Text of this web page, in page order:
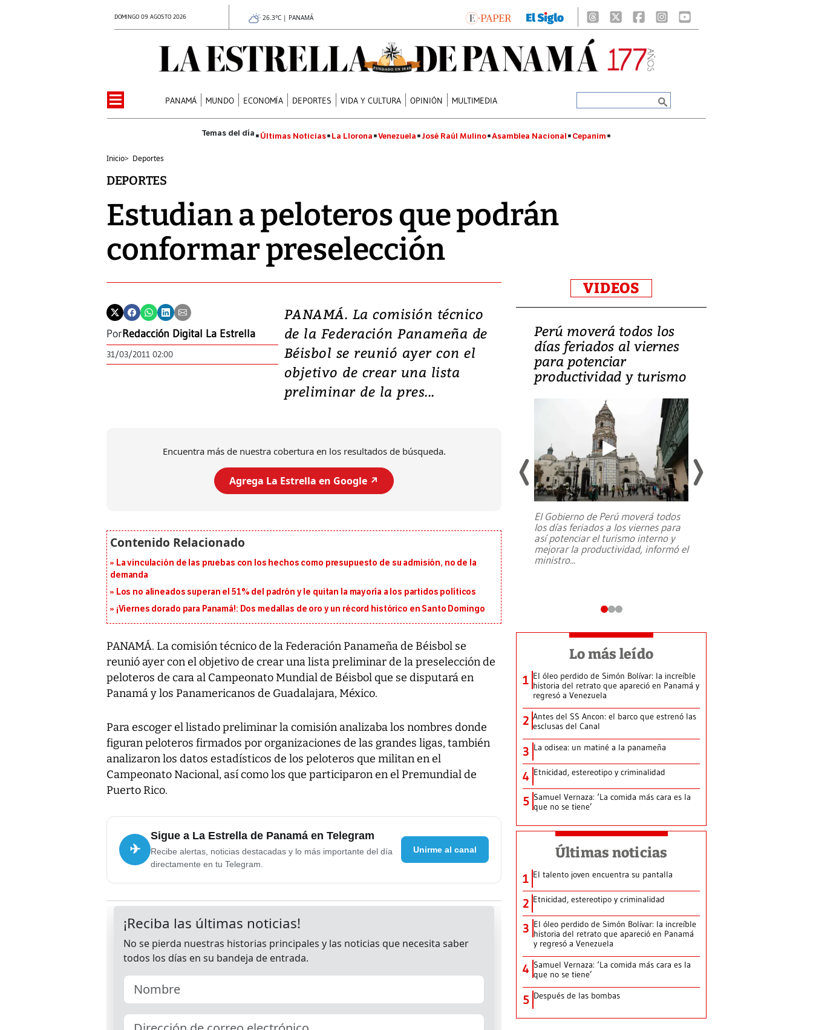
DOMINGO 09 AGOSTO 2026 26.3°C | PANAMÁ
PANAMÁ MUNDO ECONOMÍA DEPORTES VIDA Y CULTURA OPINIÓN MULTIMEDIA
Últimas Noticias La Llorona Venezuela José Raúl Mulino Asamblea Nacional Cepanim
Inicio> Deportes
DEPORTES
Estudian a peloteros que podrán
conformar preselección
PorRedacción Digital La Estrella
31/03/2011 02:00
PANAMÁ. La comisión técnico
de la Federación Panameña de
Béisbol se reunió ayer con el
objetivo de crear una lista
preliminar de la pres...
Encuentra más de nuestra cobertura en los resultados de búsqueda.
Agrega La Estrella en Google ↗️
La vinculación de las pruebas con los hechos como presupuesto de su admisión, no de la
demanda
Los no alineados superan el 51% del padrón y le quitan la mayoría a los partidos políticos
¡Viernes dorado para Panamá!: Dos medallas de oro y un récord histórico en Santo Domingo
PANAMÁ. La comisión técnico de la Federación Panameña de Béisbol se
reunió ayer con el objetivo de crear una lista preliminar de la preselección de
peloteros de cara al Campeonato Mundial de Béisbol que se disputará en
Panamá y los Panamericanos de Guadalajara, México.
Para escoger el listado preliminar la comisión analizaba los nombres donde
figuran peloteros firmados por organizaciones de las grandes ligas, también
analizaron los datos estadísticos de los peloteros que militan en el
Campeonato Nacional, así como los que participaron en el Premundial de
Puerto Rico.
✈
Sigue a La Estrella de Panamá en Telegram
Recibe alertas, noticias destacadas y lo más importante del día
directamente en tu Telegram.
Unirme al canal
VIDEOS
Video: Lula lanza su
candidatura con
promesas de inversión
en defensa, educación y
tierras raras
Entre recuerdos y escuetas
da Silva, oficializó este domingo su
Perú moverá todos los
días feriados al viernes
para potenciar
productividad y turismo
El Gobierno de Perú moverá todos
los días feriados a los viernes para
así potenciar el turismo interno y
mejorar la productividad, informó el
ministro...
Lo más leído
1 El óleo perdido de Simón Bolívar: la increíble
historia del retrato que apareció en Panamá y
regresó a Venezuela
2 Antes del SS Ancon: el barco que estrenó las
esclusas del Canal
3 La odisea: un matiné a la panameña
4 Etnicidad, estereotipo y criminalidad
5 Samuel Vernaza: ‘La comida más cara es la
que no se tiene’
Últimas noticias
1 El talento joven encuentra su pantalla​
2 Etnicidad, estereotipo y criminalidad
3 El óleo perdido de Simón Bolívar: la increíble
historia del retrato que apareció en Panamá
y regresó a Venezuela
4 Samuel Vernaza: ‘La comida más cara es la
que no se tiene’
5 Después de las bombas